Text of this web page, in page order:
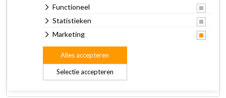
geheel afgestemd op de behoefte van jouw konijn/knaagdier.
Bij de samenstelling is o.a. gebruik gemaakt van de beste
Aangevuld met de noodzakelijke vitamines, welke de
weerstand verhoogt en bijdraagt tot gezonde dieren met
een mooie vacht.
Functioneel
Statistieken
Marketing
Selectie accepteren
Alles accepteren